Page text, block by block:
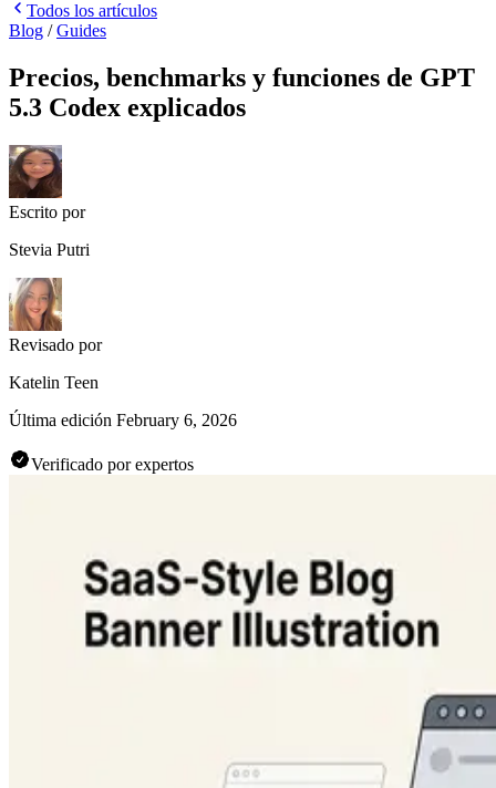
Todos los artículos
Blog /Guides
Precios, benchmarks y funciones de GPT
5.3 Codex explicados
Escrito por
Stevia Putri
Revisado por
Katelin Teen
Última edición February 6, 2026
Verificado por expertos